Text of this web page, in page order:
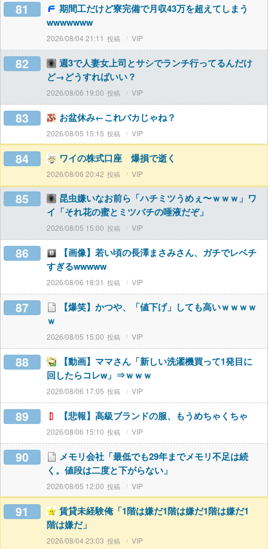
81
期間工だけど寮完備で月収43万を超えてしまう
wwwwwww
2026/08/04 21:11 VIP
82
週3で人妻女上司とサシでランチ行ってるんだけ
ど→どうすればいい？
2026/08/06 19:00 VIP
83 お盆休み←これバカじゃね？
2026/08/05 15:15 VIP
84 ワイの株式口座 爆損で逝く
2026/08/06 20:42 VIP
85
昆虫嫌いなお前ら「ハチミツうめぇ〜ｗｗｗ」ワ
イ「それ花の蜜とミツバチの唾液だぞ」
2026/08/05 15:00 VIP
86
【画像】若い頃の長澤まさみさん、ガチでレベチ
すぎるwwwww
2026/08/06 18:31 VIP
87
【爆笑】かつや、「値下げ」しても高いｗｗｗｗ
ｗ
2026/08/05 15:00 VIP
88
【動画】ママさん「新しい洗濯機買って1発目に
回したらコレw」⇒ｗｗｗ
2026/08/06 17:05 VIP
89 【悲報】高級ブランドの服、もうめちゃくちゃ
2026/08/06 15:10 VIP
90
メモリ会社「最低でも29年までメモリ不足は続
く。値段は二度と下がらない」
2026/08/05 12:00 VIP
91
賃貸未経験俺「1階は嫌だ1階は嫌だ1階は嫌だ1
階は嫌だ」
2026/08/04 23:03 VIP